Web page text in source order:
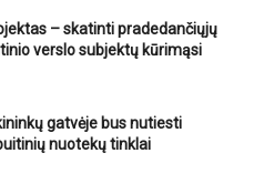
– skatinti pradedančiųjų
verslo subjektų kūrimąsi
gatvėje bus nutiesti
nuotekų tinklai